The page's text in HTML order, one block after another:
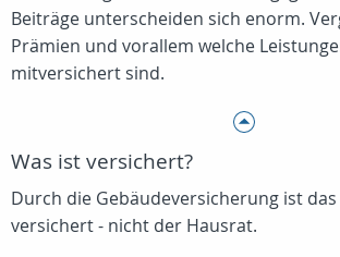
Beiträge unterscheiden sich enorm.
Prämien und vorallem welche
mitversichert sind.
Was ist versichert?
Durch die Gebäudeversicherung ist
versichert - nicht der Hausrat.